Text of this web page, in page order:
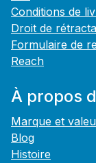
Conditions de
Droit de
Formulaire de
Reach
À propos
Marque et
Blog
Histoire